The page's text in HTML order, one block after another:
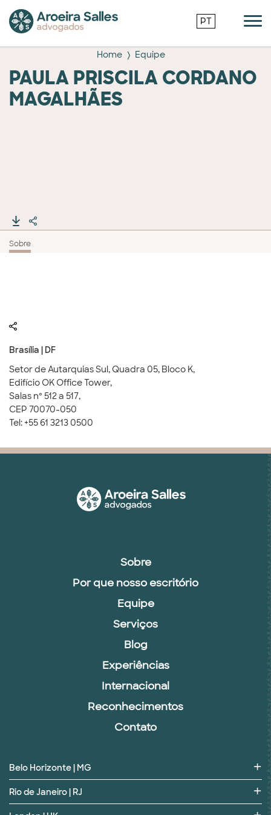
PT
Home Equipe
PAULA PRISCILA CORDANO
MAGALHÃES
Sobre
Brasília | DF
Setor de Autarquias Sul, Quadra 05, Bloco K,
Edifício OK Office Tower,
Salas nº 512 a 517,
CEP 70070-050
Tel: +55 61 3213 0500
Sobre
Por que nosso escritório
Equipe
Serviços
Blog
Experiências
Internacional
Reconhecimentos
Contato
Belo Horizonte | MG
Rio de Janeiro | RJ